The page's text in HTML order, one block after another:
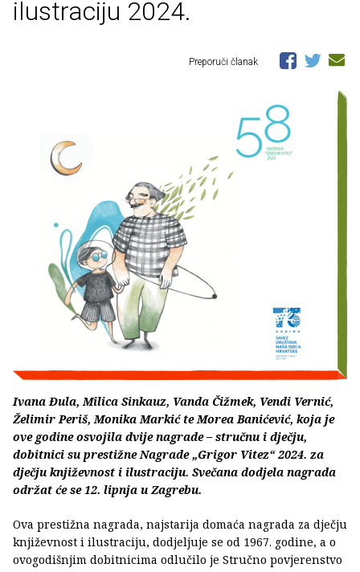
ilustraciju 2024.
Preporuči članak
Ivana Đula, Milica Sinkauz, Vanda Čižmek, Vendi Vernić,
Želimir Periš, Monika Markić te Morea Banićević, koja je
ove godine osvojila dvije nagrade – stručnu i dječju,
dobitnici su prestižne Nagrade „Grigor Vitez“ 2024. za
dječju književnost i ilustraciju. Svečana dodjela nagrada
održat će se 12. lipnja u Zagrebu.
Ova prestižna nagrada, najstarija domaća nagrada za dječju
književnost i ilustraciju, dodjeljuje se od 1967. godine, a o
ovogodišnjim dobitnicima odlučilo je Stručno povjerenstvo